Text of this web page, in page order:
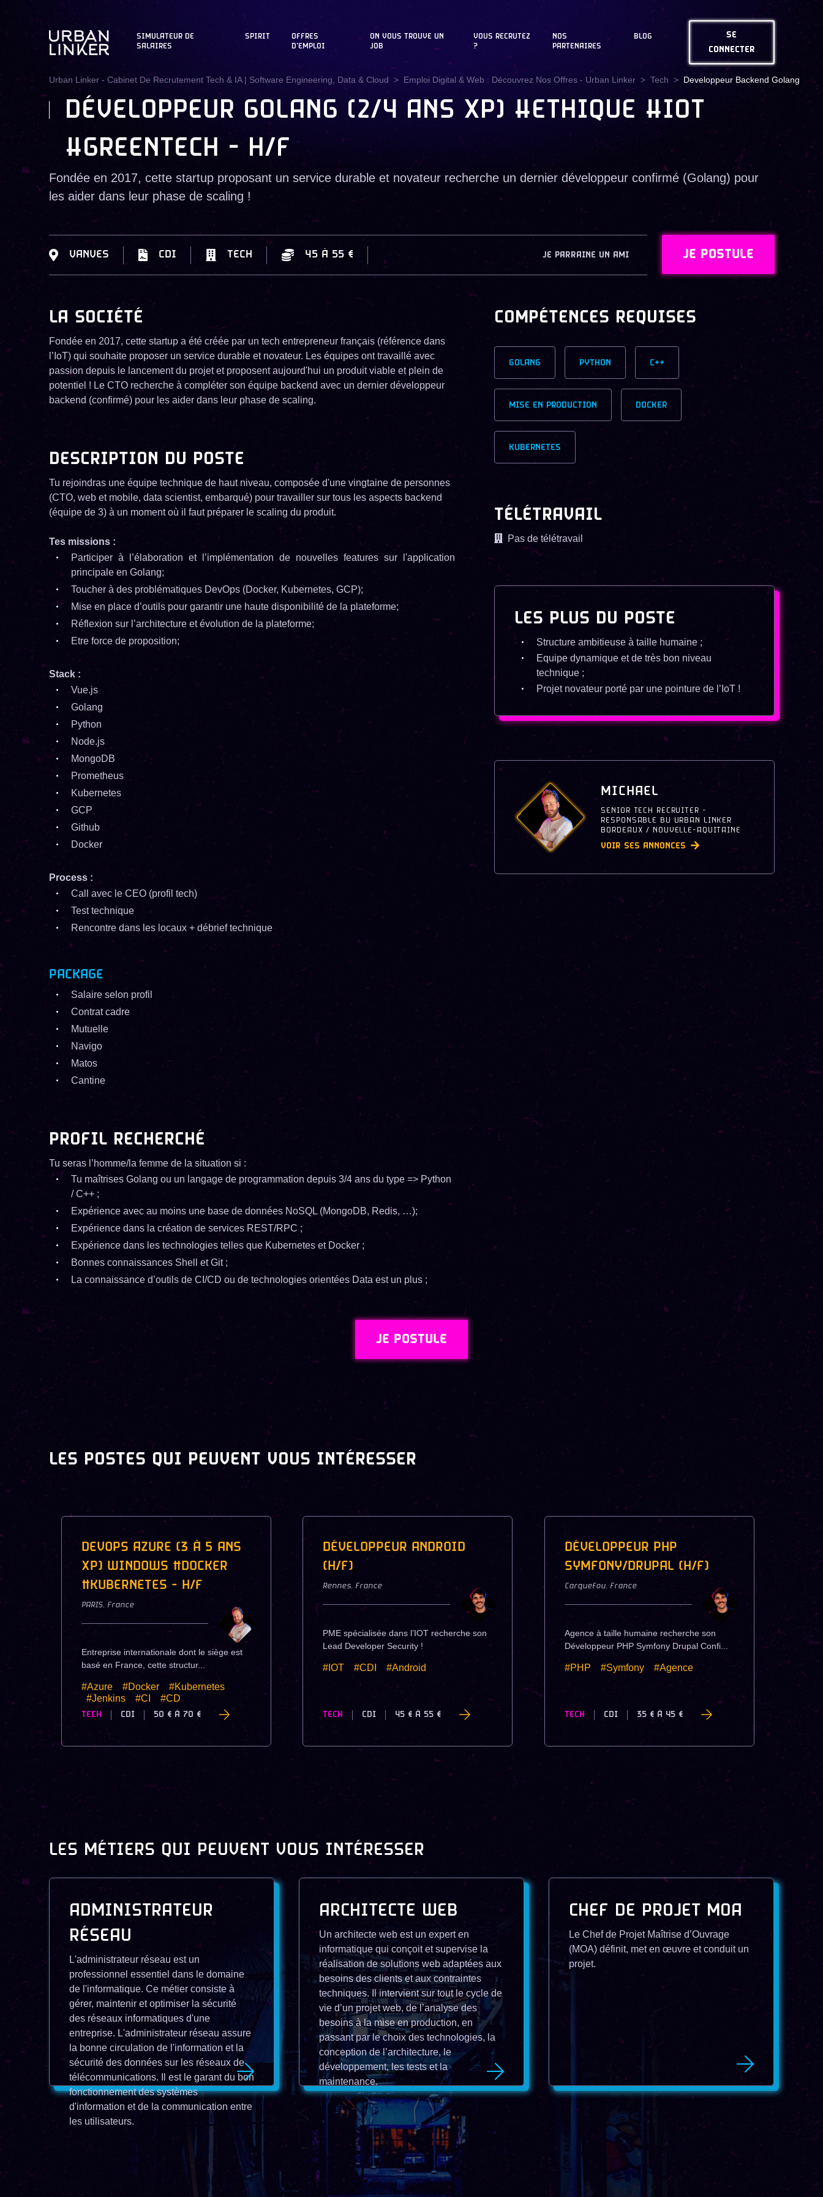
SIMULATEUR DE
SALAIRES
SPIRIT
OFFRES
D'EMPLOI
ON VOUS TROUVE UN
JOB
VOUS RECRUTEZ
?
NOS
PARTENAIRES
BLOG
SE
CONNECTER
Urban Linker - Cabinet De Recrutement Tech & IA | Software Engineering, Data & Cloud Emploi Digital & Web : Découvrez Nos Offres - Urban Linker Tech Developpeur Backend Golang
DÉVELOPPEUR GOLANG (2/4 ANS XP) #ETHIQUE #IOT
#GREENTECH - H/F
Fondée en 2017, cette startup proposant un service durable et novateur recherche un dernier développeur confirmé (Golang) pour
les aider dans leur phase de scaling !
VANVES CDI TECH 45 À 55 € JE PARRAINE UN AMI JE POSTULE
LA SOCIÉTÉ
Fondée en 2017, cette startup a été créée par un tech entrepreneur français (référence dans
l’IoT) qui souhaite proposer un service durable et novateur. Les équipes ont travaillé avec
passion depuis le lancement du projet et proposent aujourd'hui un produit viable et plein de
potentiel ! Le CTO recherche à compléter son équipe backend avec un dernier développeur
backend (confirmé) pour les aider dans leur phase de scaling.
DESCRIPTION DU POSTE
Tu rejoindras une équipe technique de haut niveau, composée d'une vingtaine de personnes
(CTO, web et mobile, data scientist, embarqué) pour travailler sur tous les aspects backend
(équipe de 3) à un moment où il faut préparer le scaling du produit.
Tes missions :
Participer à l’élaboration et l’implémentation de nouvelles features sur l'application
principale en Golang;
Toucher à des problématiques DevOps (Docker, Kubernetes, GCP);
Mise en place d’outils pour garantir une haute disponibilité de la plateforme;
Réflexion sur l’architecture et évolution de la plateforme;
Etre force de proposition;
Stack :
Vue.js
Golang
Python
Node.js
MongoDB
Prometheus
Kubernetes
GCP
Github
Docker
Process :
Call avec le CEO (profil tech)
Test technique
Rencontre dans les locaux + débrief technique
PACKAGE
Salaire selon profil
Contrat cadre
Mutuelle
Navigo
Matos
Cantine
PROFIL RECHERCHÉ
Tu seras l’homme/la femme de la situation si :
Tu maîtrises Golang ou un langage de programmation depuis 3/4 ans du type => Python
/ C++ ;
Expérience avec au moins une base de données NoSQL (MongoDB, Redis, …);
Expérience dans la création de services REST/RPC ;
Expérience dans les technologies telles que Kubernetes et Docker ;
Bonnes connaissances Shell et Git ;
La connaissance d’outils de CI/CD ou de technologies orientées Data est un plus ;
COMPÉTENCES REQUISES
GOLANG PYTHON C++
MISE EN PRODUCTION DOCKER
KUBERNETES
TÉLÉTRAVAIL
Pas de télétravail
LES PLUS DU POSTE
Structure ambitieuse à taille humaine ;
Equipe dynamique et de très bon niveau
technique ;
Projet novateur porté par une pointure de l’IoT !
MICHAEL
SENIOR TECH RECRUITER -
RESPONSABLE BU URBAN LINKER
BORDEAUX / NOUVELLE-AQUITAINE
VOIR SES ANNONCES
JE POSTULE
LES POSTES QUI PEUVENT VOUS INTÉRESSER
DEVOPS AZURE (3 À 5 ANS
XP) WINDOWS #DOCKER
#KUBERNETES - H/F
PARIS, France
Entreprise internationale dont le siège est
basé en France, cette structur...
#Azure #Docker
#Kubernetes
#Jenkins
#CI #CD
TECH CDI 50 € À 70 €
DÉVELOPPEUR ANDROID
(H/F)
Rennes, France
PME spécialisée dans l’IOT recherche son
Lead Developer Security !
#IOT #CDI #Android
TECH CDI 45 € À 55 €
DÉVELOPPEUR PHP
SYMFONY/DRUPAL (H/F)
Carquefou, France
Agence à taille humaine recherche son
Développeur PHP Symfony Drupal Confi...
#PHP #Symfony #Agence
TECH CDI 35 € À 45 €
LES MÉTIERS QUI PEUVENT VOUS INTÉRESSER
ADMINISTRATEUR
RÉSEAU
L'administrateur réseau est un
professionnel essentiel dans le domaine
de l'informatique. Ce métier consiste à
gérer, maintenir et optimiser la sécurité
des réseaux informatiques d'une
entreprise. L'administrateur réseau assure
la bonne circulation de l'information et la
sécurité des données sur les réseaux de
télécommunications. Il est le garant du bon
fonctionnement des systèmes
d'information et de la communication entre
les utilisateurs.
ARCHITECTE WEB
Un architecte web est un expert en
informatique qui conçoit et supervise la
réalisation de solutions web adaptées aux
besoins des clients et aux contraintes
techniques. Il intervient sur tout le cycle de
vie d’un projet web, de l’analyse des
besoins à la mise en production, en
passant par le choix des technologies, la
conception de l’architecture, le
développement, les tests et la
maintenance.
CHEF DE PROJET MOA
Le Chef de Projet Maîtrise d’Ouvrage
(MOA) définit, met en œuvre et conduit un
projet.